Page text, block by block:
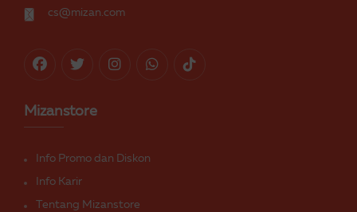
cs@mizan.com
Mizanstore
Info Promo dan Diskon
Info Karir
Tentang Mizanstore